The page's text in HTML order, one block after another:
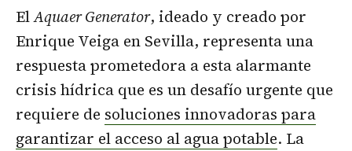
ElAquaer Generator, ideado y creado por
Enrique Veiga en Sevilla, representa una
respuesta prometedora a esta alarmante
crisis hídrica que es un desafío urgente que
requiere de soluciones innovadoras para
garantizar el acceso al agua potable. La